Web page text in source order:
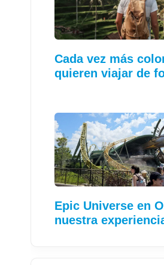
Cada vez más
quieren viajar de
Epic Universe en
nuestra